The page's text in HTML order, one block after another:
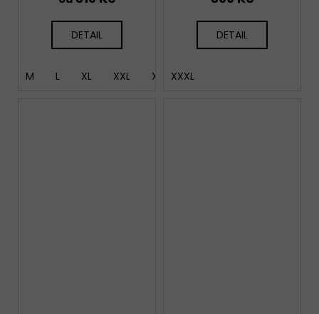
DETAIL
M L XL XXL XXXL
DETAIL
XXXL